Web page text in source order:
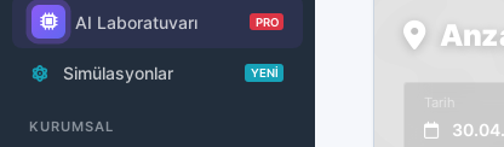
AI Laboratuvarı PRO
Simülasyonlar YENİ
KURUMSAL
Tarih